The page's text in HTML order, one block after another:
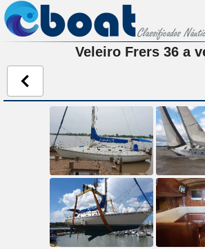
Veleiro Frers 36 a